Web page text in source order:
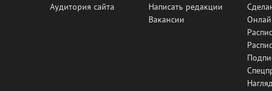
Аудитория сайта
Написать редакции
Вакансии